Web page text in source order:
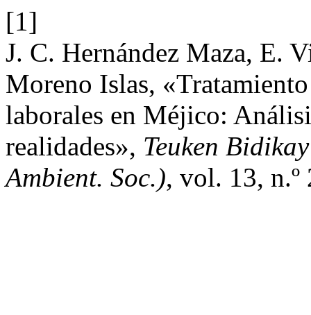
[1]
J. C. Hernández Maza, E.
Moreno Islas,
laborales en Méjico:
realidades», Teuken
Ambient. Soc.), vol. 13, n.º